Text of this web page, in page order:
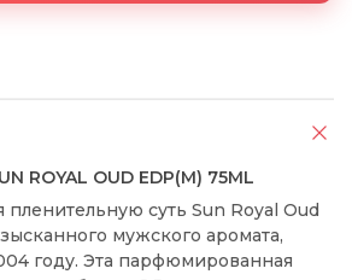
ROYAL OUD EDP(M) 75ML
пленительную суть Sun Royal Oud
мужского аромата,
году. Эта парфюмированная